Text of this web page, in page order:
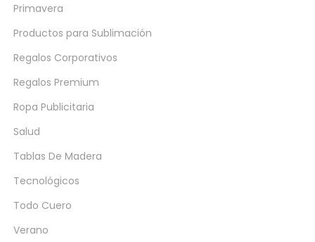
Primavera
Productos para Sublimación
Regalos Corporativos
Regalos Premium
Ropa Publicitaria
Salud
Tablas De Madera
Tecnológicos
Todo Cuero
Verano